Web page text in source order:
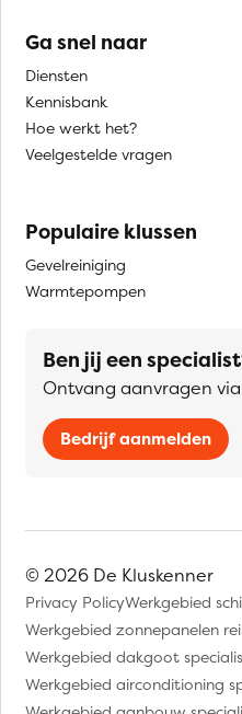
Ga snel naar
Diensten
Kennisbank
Hoe werkt het?
Veelgestelde vragen
Populaire klussen
Gevelreiniging
Warmtepompen
Ben jij een
Ontvang aanvragen
Bedrijf aanmelden
© 2026 De Kluskenner
Privacy PolicyWerkgebied
Werkgebied zonnepanelen
Werkgebied dakgoot
Werkgebied airconditioning